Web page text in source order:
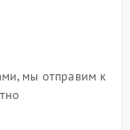
мы отправим к